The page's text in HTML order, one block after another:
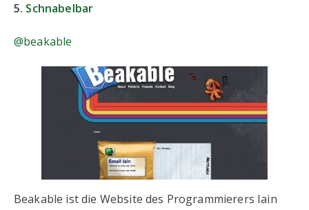
5. Schnabelbar
@beakable
Beakable ist die Website des Programmierers Iain